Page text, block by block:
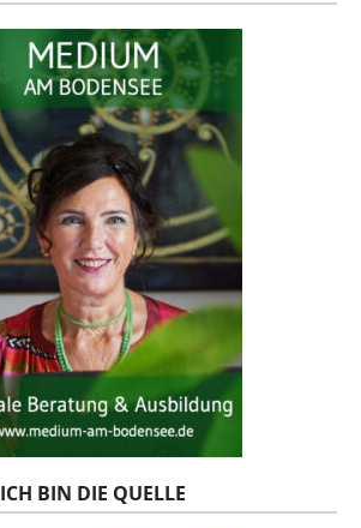
ICH BIN DIE QUELLE